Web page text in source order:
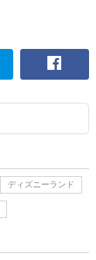
ディズニーランド